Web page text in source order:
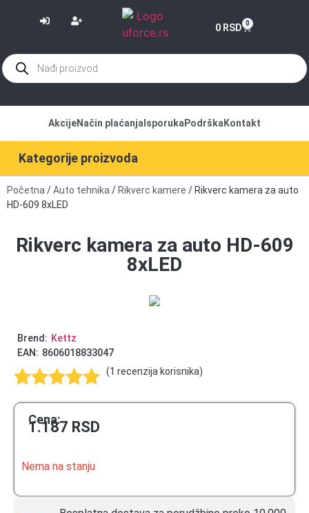
0 RSD 0
Kategorije proizvoda
AkcijeNačin plaćanja Isporuka Podrška Kontakt
Početna /Auto tehnika / Rikverc kamere / Rikverc kamera za auto
HD-609 8xLED
Rikverc kamera za auto HD-609
8xLED
Brend: Kettz
EAN: 8606018833047
Ocenjeno
5.00od 5
na osnovu
1
(1 recenzija korisnika)
Cena:
1.187 RSD
Nema na stanju